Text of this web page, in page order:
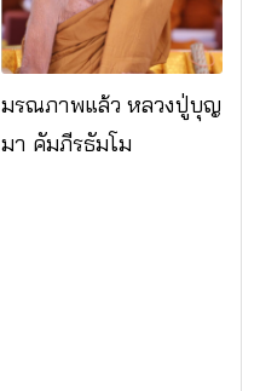
มรณภาพแล้ว หลวงปู่บุญ
มา คัมภีรธัมโม